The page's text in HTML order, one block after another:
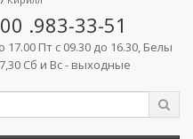
.983-33-51
Пт с 09.30 до 16.30, Белы
Сб и Вс - выходные